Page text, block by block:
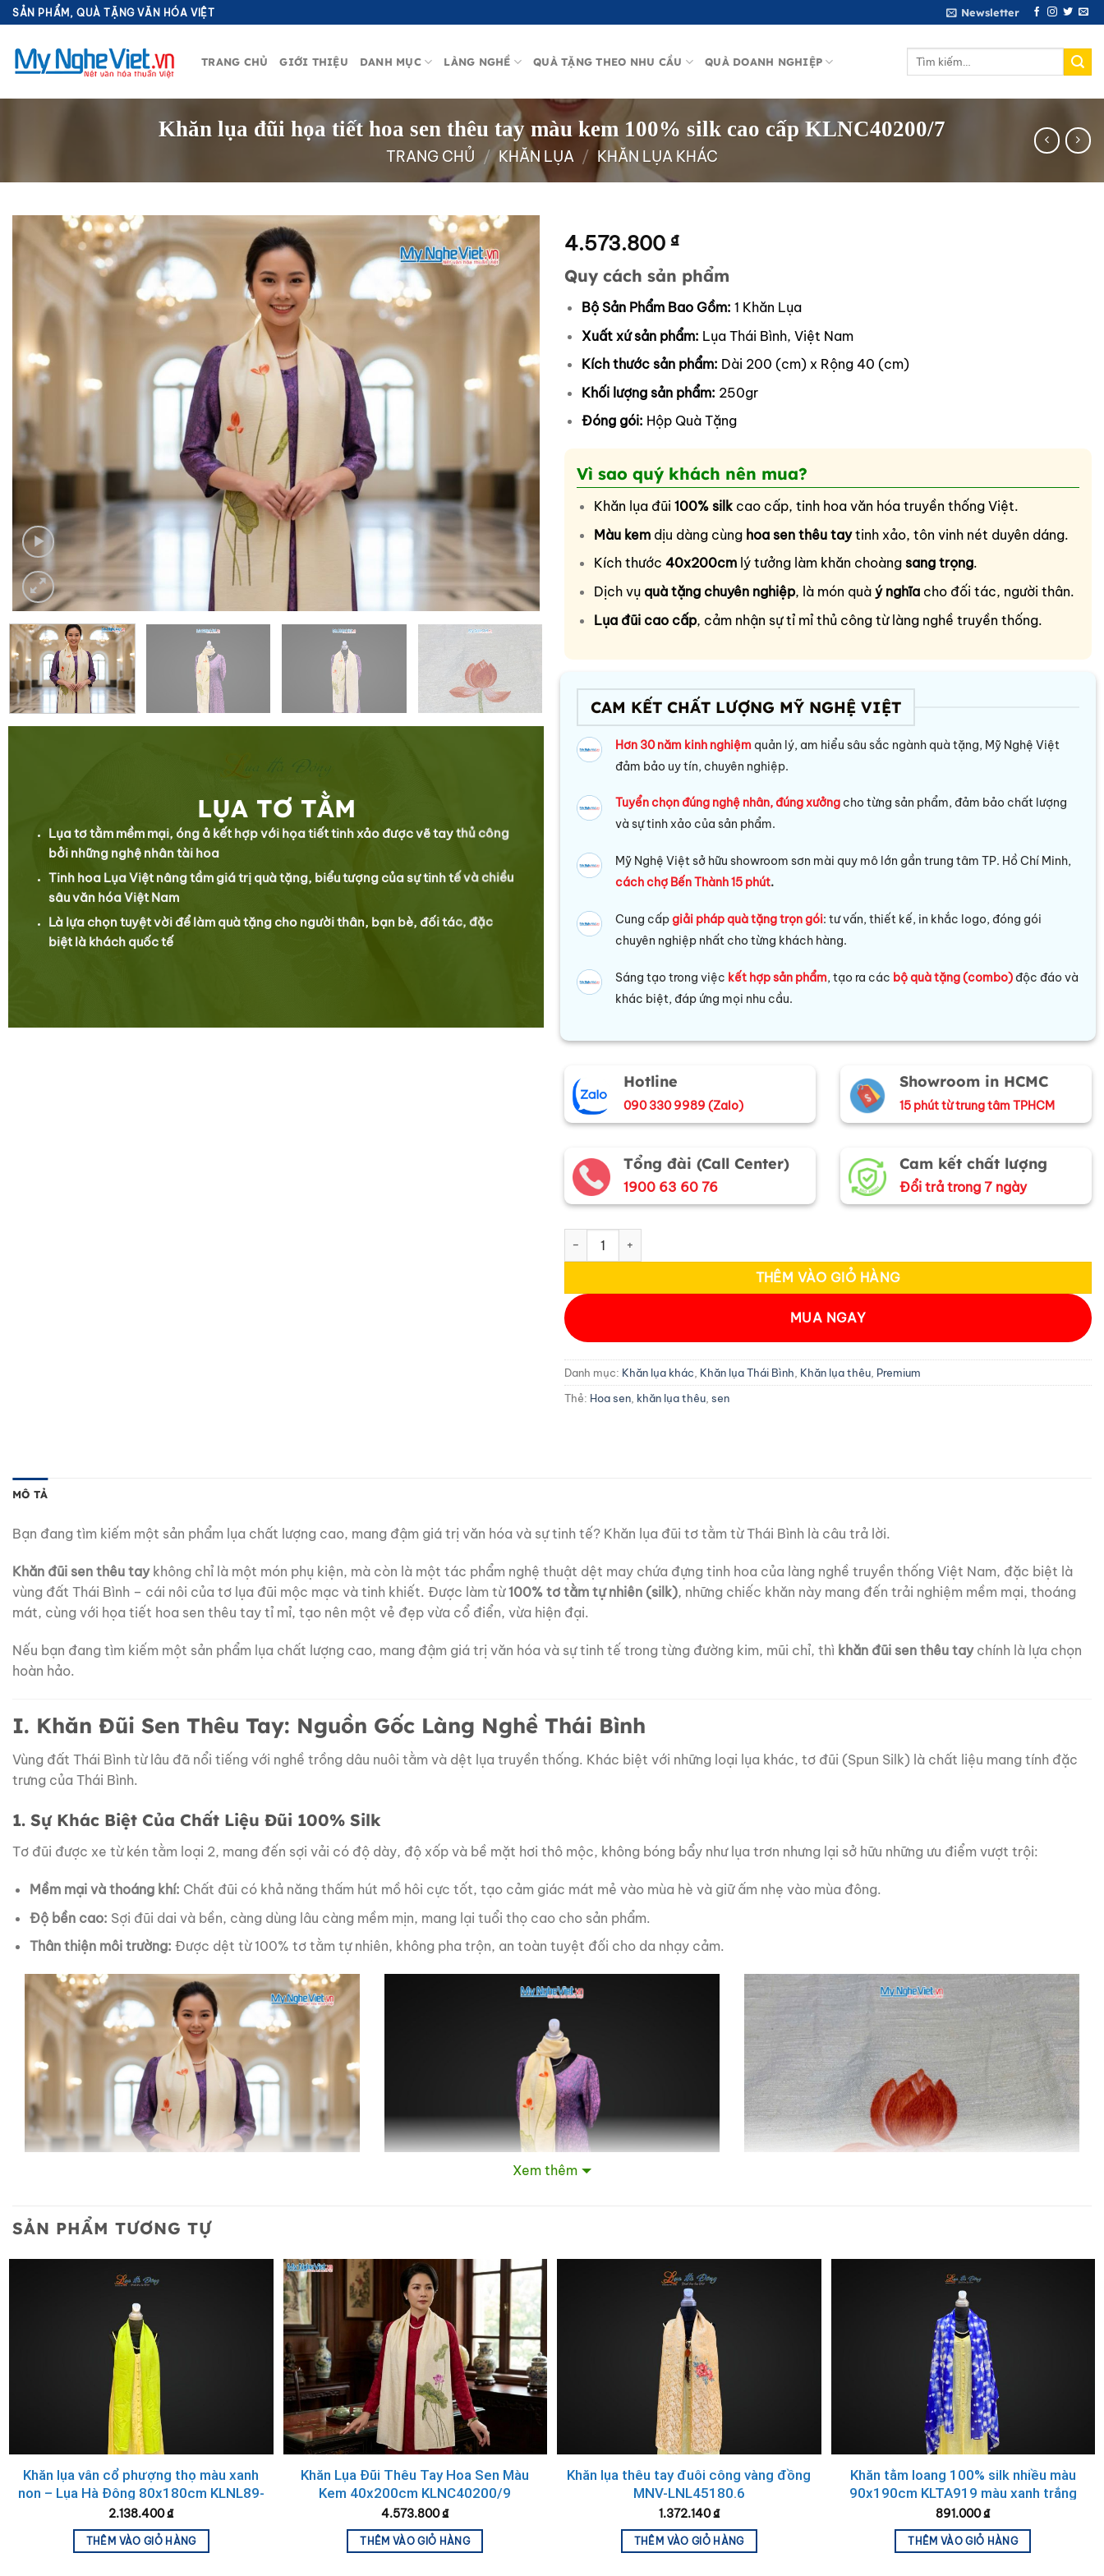
Bỏ
qua
nội
dung
SẢN PHẨM, QUÀ TẶNG VĂN HÓA VIỆT Newsletter
TRANG CHỦ GIỚI THIỆU DANH MỤC LÀNG NGHỀ QUÀ TẶNG THEO NHU CẦU QUÀ DOANH NGHIỆP
Tìm
Khăn lụa đũi họa tiết hoa sen thêu tay màu kem 100% silk cao cấp KLNC40200/7
TRANG CHỦ / KHĂN LỤA / KHĂN LỤA KHÁC
LỤA TƠ TẰM
Lụa tơ tằm mềm mại, óng ả kết hợp với họa tiết tinh xảo được vẽ tay thủ công
bởi những nghệ nhân tài hoa
Tinh hoa Lụa Việt nâng tầm giá trị quà tặng, biểu tượng của sự tinh tế và chiều
sâu văn hóa Việt Nam
Là lựa chọn tuyệt vời để làm quà tặng cho người thân, bạn bè, đối tác, đặc
biệt là khách quốc tế
4.573.800 ₫
Quy cách sản phẩm
Bộ Sản Phẩm Bao Gồm: 1 Khăn Lụa
Xuất xứ sản phẩm: Lụa Thái Bình, Việt Nam
Kích thước sản phẩm: Dài 200 (cm) x Rộng 40 (cm)
Khối lượng sản phẩm: 250gr
Đóng gói: Hộp Quà Tặng
Vì sao quý khách nên mua?
Khăn lụa đũi 100% silkcao cấp, tinh hoa văn hóa truyền thống Việt.
Màu kem dịu dàng cùng hoa sen thêu taytinh xảo, tôn vinh nét duyên dáng.
Kích thước 40x200cmlý tưởng làm khăn choàng sang trọng.
Dịch vụ quà tặng chuyên nghiệp, là món quà ý nghĩacho đối tác, người thân.
Lụa đũi cao cấp, cảm nhận sự tỉ mỉ thủ công từ làng nghề truyền thống.
CAM KẾT CHẤT LƯỢNG MỸ NGHỆ VIỆT
Hơn 30 năm kinh nghiệm quản lý, am hiểu sâu sắc ngành quà tặng, Mỹ Nghệ Việt
đảm bảo uy tín, chuyên nghiệp.
Tuyển chọn đúng nghệ nhân, đúng xưởng cho từng sản phẩm, đảm bảo chất lượng
và sự tinh xảo của sản phẩm.
Mỹ Nghệ Việt sở hữu showroom sơn mài quy mô lớn gần trung tâm TP. Hồ Chí Minh,
cách chợ Bến Thành 15 phút.
Cung cấpgiải pháp quà tặng trọn gói: tư vấn, thiết kế, in khắc logo, đóng gói
chuyên nghiệp nhất cho từng khách hàng.
Sáng tạo trong việc kết hợp sản phẩm, tạo ra các bộ quà tặng (combo) độc đáo và
khác biệt, đáp ứng mọi nhu cầu.
Hotline
090 330 9989 (Zalo)
Showroom in HCMC
15 phút từ trung tâm TPHCM
Tổng đài (Call Center)
1900 63 60 76
Cam kết chất lượng
Đổi trả trong 7 ngày
Khăn lụa đũi họa tiết hoa sen thêu tay màu kem 100% silk cao cấp KLNC40200/7 số lượng
THÊM VÀO GIỎ HÀNG
MUA NGAY
Danh mục: Khăn lụa khác Khăn lụa Thái Bình Khăn lụa thêu Premium
Thẻ: Hoa sen khăn lụa thêu sen
MÔ TẢ
Bạn đang tìm kiếm một sản phẩm lụa chất lượng cao, mang đậm giá trị văn hóa và sự tinh tế? Khăn lụa đũi tơ tằm từ Thái Bình là câu trả lời.
Khăn đũi sen thêu taykhông chỉ là một món phụ kiện, mà còn là một tác phẩm nghệ thuật dệt may chứa đựng tinh hoa của làng nghề truyền thống Việt Nam, đặc biệt là
vùng đất Thái Bình – cái nôi của tơ lụa đũi mộc mạc và tinh khiết. Được làm từ100% tơ tằm tự nhiên (silk), những chiếc khăn này mang đến trải nghiệm mềm mại, thoáng
mát, cùng với họa tiết hoa sen thêu tay tỉ mỉ, tạo nên một vẻ đẹp vừa cổ điển, vừa hiện đại.
Nếu bạn đang tìm kiếm một sản phẩm lụa chất lượng cao, mang đậm giá trị văn hóa và sự tinh tế trong từng đường kim, mũi chỉ, thì khăn đũi sen thêu taychính là lựa chọn
hoàn hảo.
I. Khăn Đũi Sen Thêu Tay: Nguồn Gốc Làng Nghề Thái Bình
Vùng đất Thái Bình từ lâu đã nổi tiếng với nghề trồng dâu nuôi tằm và dệt lụa truyền thống. Khác biệt với những loại lụa khác, tơ đũi (Spun Silk) là chất liệu mang tính đặc
trưng của Thái Bình.
1. Sự Khác Biệt Của Chất Liệu Đũi 100% Silk
Tơ đũi được xe từ kén tằm loại 2, mang đến sợi vải có độ dày, độ xốp và bề mặt hơi thô mộc, không bóng bẩy như lụa trơn nhưng lại sở hữu những ưu điểm vượt trội:
Mềm mại và thoáng khí: Chất đũi có khả năng thấm hút mồ hôi cực tốt, tạo cảm giác mát mẻ vào mùa hè và giữ ấm nhẹ vào mùa đông.
Độ bền cao: Sợi đũi dai và bền, càng dùng lâu càng mềm mịn, mang lại tuổi thọ cao cho sản phẩm.
Thân thiện môi trường: Được dệt từ 100% tơ tằm tự nhiên, không pha trộn, an toàn tuyệt đối cho da nhạy cảm.
Khăn lụa đũi họa tiết hoa sen thêu tay màu kem
100% silk cao cấp
100% silk cao cấp
100% silk cao cấp
2. Vẻ Đẹp Từ Truyền Thống Hoa Sen
Hoa sen là biểu tượng quốc hồn quốc túy của Việt Nam. Việc lựa chọn họa tiết hoa sen để thêu lên những chiếckhăn đũi sen thêu tay
không chỉ làm tăng tính thẩm mỹ mà
còn gửi gắm những giá trị văn hóa sâu sắc về sự thanh cao, thuần khiết. Đây là sự kết hợp hài hòa giữa chất liệu truyền thống (tơ đũi) và biểu tượng truyền thống (hoa
II. Quy Trình Sản Xuất Khăn Đũi Sen Tỉ Mỉ và Chất Lượng
Để tạo ra một chiếc
hoàn chỉnh, cần trải qua quy trình sản xuất thủ công vô cùng công phu, đảm bảo chất lượng từ khâu nguyên liệu đến thành
phẩm.
1. Từ Sợi Tơ Thô Đến Vải Đũi Mộc Mạc
Tơ tằm nguyên chất:Kén tằm được thu hoạch, luộc và kéo sợi đũi thô.
Xem thêm
SẢN PHẨM TƯƠNG TỰ
Khăn lụa vân cổ phượng thọ màu xanh
non – Lụa Hà Đông 80x180cm KLNL89-
6
2.138.400₫
THÊM VÀO GIỎ HÀNG
Khăn Lụa Đũi Thêu Tay Hoa Sen Màu
Kem 40x200cm KLNC40200/9
4.573.800₫
THÊM VÀO GIỎ HÀNG
Khăn lụa thêu tay đuôi công vàng đồng
MNV-LNL45180.6
1.372.140₫
THÊM VÀO GIỎ HÀNG
Khăn tằm loang 100% silk nhiều màu
90x190cm KLTA919 màu xanh trắng
891.000₫
THÊM VÀO GIỎ HÀNG